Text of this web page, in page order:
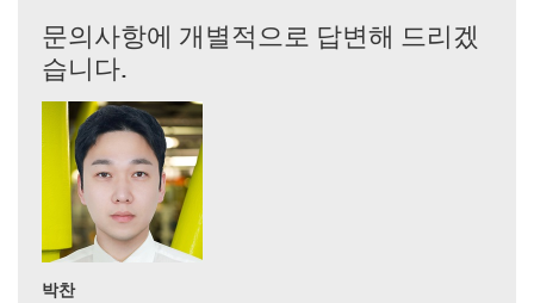
문의사항에 개별적으로 답변해 드리겠
습니다.
박찬